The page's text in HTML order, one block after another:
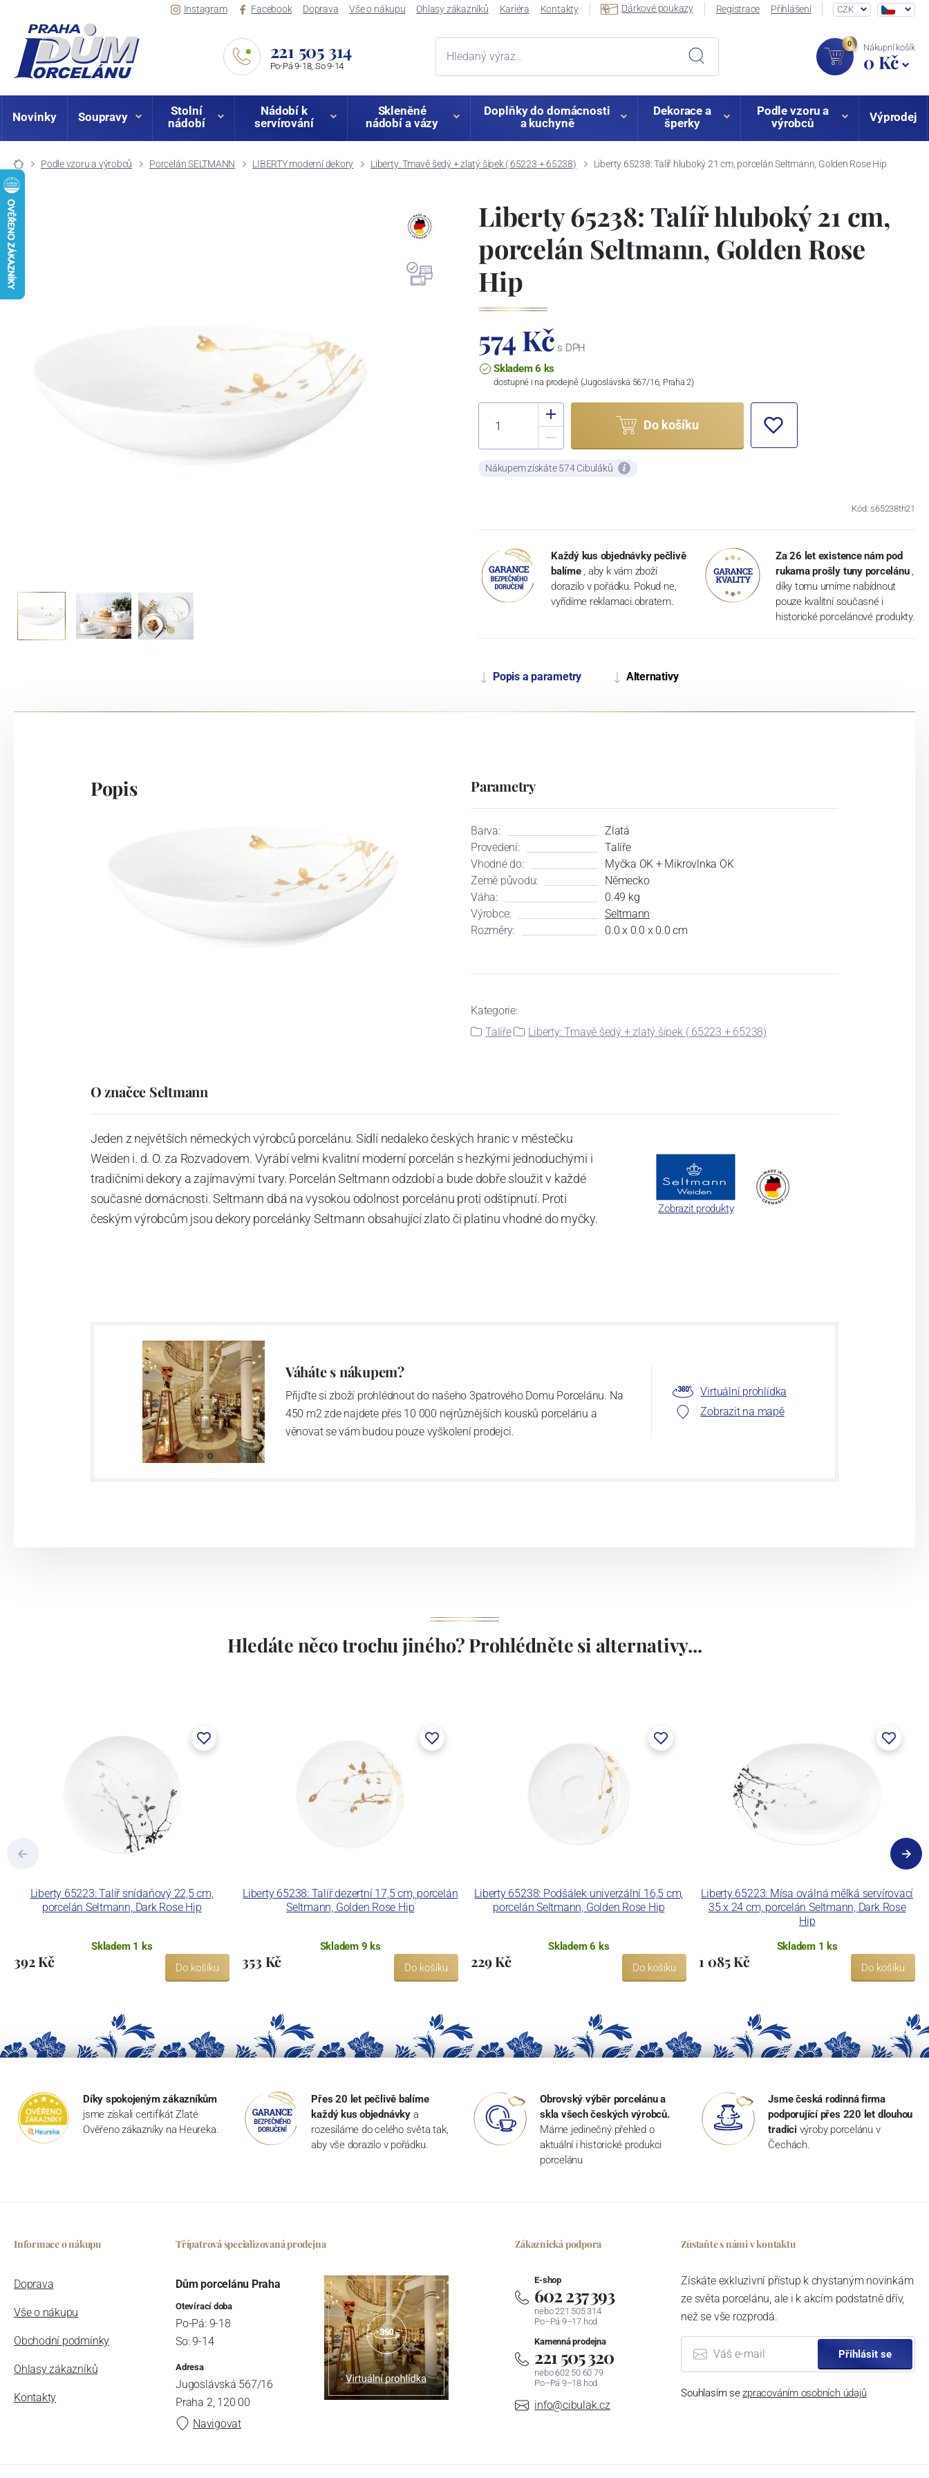
Instagram Facebook Doprava Vše o nákupu Ohlasy zákazníků Kariéra Kontakty Dárkové poukazy Registrace Přihlášení CZK
221 505 314
Po-Pá 9-18, So 9-14
0 Nákupní košík
0 Kč
Novinky Soupravy
Stolní
nádobí
Nádobí k
servírování
Skleněné
nádobí a vázy
Doplňky do domácnosti
a kuchyně
Dekorace a
šperky
Podle vzoru a
výrobců
Výprodej
Podle vzoru a výrobců Porcelán SELTMANN LIBERTY moderní dekory Liberty: Tmavě šedý + zlatý šípek ( 65223 + 65238) Liberty 65238: Talíř hluboký 21 cm, porcelán Seltmann, Golden Rose Hip
Liberty 65238: Talíř hluboký 21 cm,
porcelán Seltmann, Golden Rose
Hip
574 Kč s DPH
Skladem 6 ks
dostupné i na prodejně (Jugoslávská 567/16, Praha 2)
Do košíku
Nákupem získáte 574 Cibuláků
Kód: s65238th21
Každý kus objednávky pečlivě
balíme , aby k vám zboží
dorazilo v pořádku. Pokud ne,
vyřídíme reklamaci obratem.
Za 26 let existence nám pod
rukama prošly tuny porcelánu ,
díky tomu umíme nabídnout
pouze kvalitní současné i
historické porcelánové produkty.
Popis a parametry Alternativy
Popis Parametry
Barva:
Zlatá
Provedení:
Talíře
Vhodné do:
Myčka OK + Mikrovlnka OK
Země původu:
Německo
Váha:
0.49 kg
Výrobce:
Seltmann
Rozměry:
0.0 x 0.0 x 0.0 cm
Kategorie:
Talíře
Liberty: Tmavě šedý + zlatý šípek ( 65223 + 65238)
O značce Seltmann
Jeden z největších německých výrobců porcelánu. Sídlí nedaleko českých hranic v městečku
Weiden i. d. O. za Rozvadovem. Vyrábí velmi kvalitní moderní porcelán s hezkými jednoduchými i
tradičními dekory a zajímavými tvary. Porcelán Seltmann odzdobí a bude dobře sloužit v každé
současné domácnosti. Seltmann dbá na vysokou odolnost porcelánu proti odštípnutí. Proti
českým výrobcům jsou dekory porcelánky Seltmann obsahující zlato či platinu vhodné do myčky.
Zobrazit produkty
Váháte s nákupem?
Přijďte si zboží prohlédnout do našeho 3patrového Domu Porcelánu. Na
450 m2 zde najdete přes 10 000 nejrůznějších kousků porcelánu a
věnovat se vám budou pouze vyškolení prodejci.
Virtuální prohlídka
Zobrazit na mapě
Hledáte něco trochu jiného? Prohlédněte si alternativy...
Liberty 65223: Talíř snídaňový 22,5 cm,
porcelán Seltmann, Dark Rose Hip
Skladem 1 ks
392 Kč Do košíku
Liberty 65238: Talíř dezertní 17,5 cm, porcelán
Seltmann, Golden Rose Hip
Skladem 9 ks
353 Kč Do košíku
Liberty 65238: Podšálek univerzální 16,5 cm,
porcelán Seltmann, Golden Rose Hip
Skladem 6 ks
229 Kč Do košíku
Liberty 65223: Mísa oválná mělká servírovací
35 x 24 cm, porcelán Seltmann, Dark Rose
Hip
Skladem 1 ks
1 085 Kč Do košíku
Díky spokojeným zákazníkům
jsme získali certifikát Zlaté
Ověřeno zákazníky na Heureka.
Přes 20 let pečlivě balíme
každý kus objednávky a
rozesíláme do celého světa tak,
aby vše dorazilo v pořádku.
Obrovský výběr porcelánu a
skla všech českých výrobců.
Máme jedinečný přehled o
aktuální i historické produkci
porcelánu
Jsme česká rodinná firma
podporující přes 220 let dlouhou
tradici výroby porcelánu v
Čechách.
Informace o nákupu
Doprava
Vše o nákupu
Obchodní podmínky
Ohlasy zákazníků
Kontakty
Třípatrová specializovaná prodejna
Dům porcelánu Praha
Otevírací doba
Po-Pá: 9-18
So: 9-14
Adresa
Jugoslávská 567/16
Praha 2, 120 00
Navigovat
Zákaznická podpora
E-shop
602 237 393
nebo 221 505 314
Po–Pá 9–17 hod
Kamenná prodejna
221 505 320
nebo 602 50 60 79
Po–Pá 9–18 hod
info@cibulak.cz
Zůstaňte s námi v kontaktu
Získáte exkluzivní přístup k chystaným novinkám
ze světa porcelánu, ale i k akcím podstatně dřív,
než se vše rozprodá.
Přihlásit se
Souhlasím sezpracováním osobních údajů